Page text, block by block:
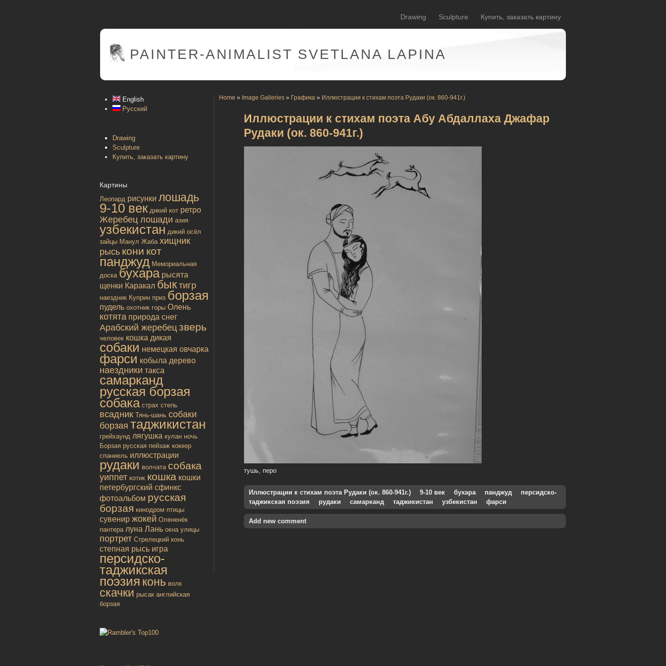
Drawing Sculpture Купить, заказать картину
PAINTER-ANIMALIST SVETLANA LAPINA
English
Русский
Drawing
Sculpture
Купить, заказать картину
Картины
Леопард рисунки лошадь
9-10 век дикий кот ретро
Жеребец лошади азия
узбекистан дикий осёл
зайцы Манул Жаба хищник
рысь кони кот
панджуд Мемориальная
доска бухара рысята
щенки Каракал бык тигр
наездник Куприн приз борзая
пудель охотник горы Олень
котята природа снег
Арабский жеребец зверь
человек кошка дикая
собаки немецкая овчарка
фарси кобыла дерево
наездники такса
самарканд
русская борзая
собака страх степь
всадник Тянь-шань собаки
борзая таджикистан
грейхаунд лягушка кулан ночь
Борзая русская пейзаж коккер
спаниель иллюстрации
рудаки волчата собака
уиппет котик кошка кошки
петербургский сфинкс
фотоальбом русская
борзая кинодром птицы
сувенир жокей Олененёк
пантера луна Лань окна улицы
портрет Стрелецкий конь
степная рысь игра
персидско-
таджикская
поэзия конь волк
скачки рысак английская
борзая
Home » Image Galleries » Графика » Иллюстрации к стихам поэта Рудаки (ок. 860-941г.)
Иллюстрации к стихам поэта Абу Абдаллаха Джафар
Рудаки (ок. 860-941г.)
тушь, перо
Иллюстрации к стихам поэта Рудаки (ок. 860-941г.) 9-10 век бухара панджуд
персидско-
таджикская поэзия
рудаки самарканд таджикистан узбекистан фарси
Add new comment